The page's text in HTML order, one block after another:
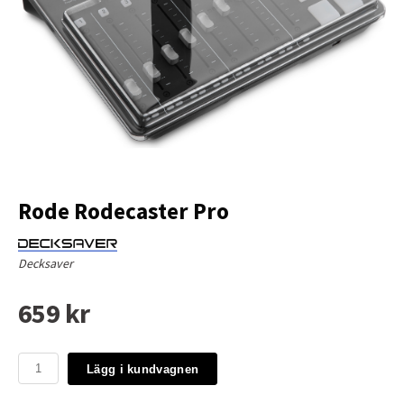
Rode Rodecaster Pro
Decksaver
659 kr
Lägg i kundvagnen